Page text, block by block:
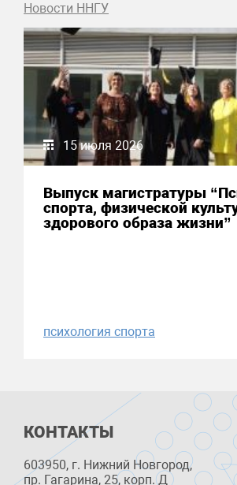
Новости ННГУ
15 июля 2026
Выпуск магистратуры
спорта, физической
здорового образа жизни”
психология спорта
КОНТАКТЫ
603950, г. Нижний Новгород,
пр. Гагарина, 25, корп. Д